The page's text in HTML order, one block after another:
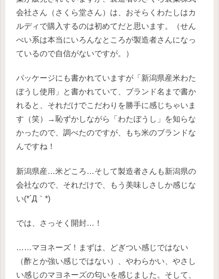
会社さん（さくら堂さん）は、おそらくわたしはカ
ルディで購入するのは初めてだと思います。（せん
べい系は本当にいろんなところが製造者さんになっ
ているので自信がないですが。）
パッケージにも書かれていますが「新潟県産米わた
ぼうし使用」と書かれていて、ブランド名まで書か
れると、それだけでこだわりを勝手に感じちゃいま
す（笑）→恥ずかしながら「わたぼうし」を知らな
かったので、調べたのですが、もち米のブランドな
んですね！
新潟県産…米どころ…そして製造者さんも新潟県の
会社なので、それだけで、もう美味しさしか感じな
い(*´Д｀*)
では、さっそく開封…！
……マヨネーズ！まずは、どぎつい感じではない
（酢とか強い感じではない）、やわらかい、やさし
い感じのマヨネーズの匂いを感じました。そして、